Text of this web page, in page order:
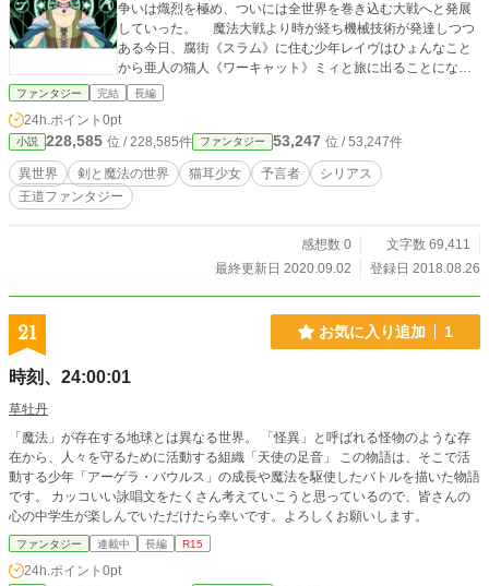
争いは熾烈を極め、ついには全世界を巻き込む大戦へと発展
していった。 魔法大戦より時が経ち機械技術が発達しつつ
ある今日、腐街《スラム》に住む少年レイヴはひょんなこと
から亜人の猫人《ワーキャット》ミィと旅に出ることになっ
た。 なんでも捕らわれの母を助け出す為だと話し、道中出
しかし、ようやく助け出すも衰弱しきっていた母親は、ミィ
の腕の中で静かに息を引き取った。 予言者と呼ばれる集団
の一人により人体実験をさせられ、更には世界を裏で操る彼
等に怒りを感じたレイヴとミィは、彼等を止める為の手段と
して何でも屋『猫耳バスターズ』を立ち上げたのだった。
い方の為と横書き読みに慣れていない方の為に、あえて改行
ファンタジー 完結 長編
24h.ポイント 0pt
小説 228,585 位 / 228,585件 ファンタジー 53,247 位 / 53,247件
異世界 剣と魔法の世界 猫耳少女 予言者
シリアス
王道ファンタジー
感想数 0
文字数 69,411
最終更新日 2020.09.02
登録日 2018.08.26
21 お気に入り追加 1
時刻、24:00:01
草牡丹
「魔法」が存在する地球とは異なる世界。 「怪異」と呼ばれる怪物のような存
在から、人々を守るために活動する組織「天使の足音」 この物語は、そこで活
動する少年「アーゲラ・バウルス」の成長や魔法を駆使したバトルを描いた物語
です。 カッコいい詠唱文をたくさん考えていこうと思っているので、皆さんの
心の中学生が楽しんでいただけたら幸いです。よろしくお願いします。
ファンタジー 連載中 長編 R15
24h.ポイント 0pt